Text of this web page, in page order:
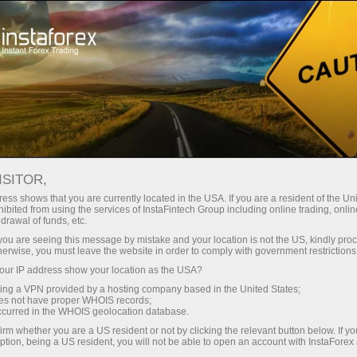
С InstaForex вы получаете
конкурентным возможностям:
кредитное плечо до 1:5000, одни
из лучших спредов и комиссий
на рынке, а также
привлекательные условия для
торговли акциями и индексами
Минимальные
Бонус 30%
на каждый депозит
Скорость
в трейдинге и на трассе
shows that you are currently located in the USA. If you are a resident of the
from using the services of InstaFintech Group including online trading,
of funds, etc.
are seeing this message by mistake and your location is not the US, kindly
you must leave the website in order to comply with government
IP address show your location as the USA?
a VPN provided by a hosting company based in the United States;
not have proper WHOIS records;
in the WHOIS geolocation database.
whether you are a US resident or not by clicking the relevant button below. If
being a US resident, you will not be able to open an account with InstaForex